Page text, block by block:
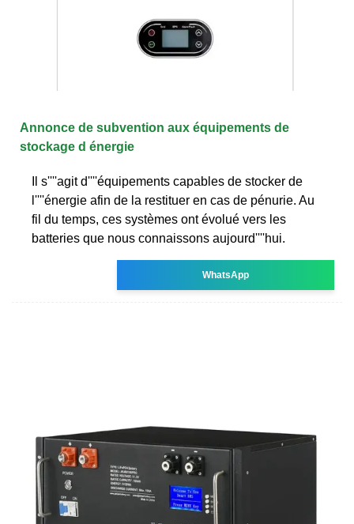
Annonce de subvention aux équipements de
stockage d énergie
Il s''''agit d''''équipements capables de stocker de
l''''énergie afin de la restituer en cas de pénurie. Au
fil du temps, ces systèmes ont évolué vers les
batteries que nous connaissons aujourd''''hui.
WhatsApp